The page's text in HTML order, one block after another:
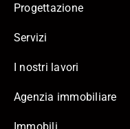
Progettazione
Servizi
I nostri lavori
Agenzia immobiliare
Immobili